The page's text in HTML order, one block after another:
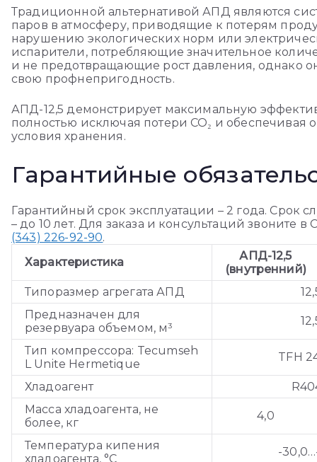
Традиционной альтернативой АПД являются
паров в атмосферу, приводящие к потерям
нарушению экологических норм или
испарители, потребляющие значительное
и не предотвращающие рост давления, однако
свою профнепригодность.
АПД-12,5 демонстрирует максимальную
полностью исключая потери CO₂ и обеспечивая
условия хранения.
Гарантийные
Гарантийный срок эксплуатации – 2 года. Срок
– до 10 лет. Для заказа и консультаций звоните
(343) 226-92-90.
Характеристика
АПД-12,5
(внутренний)
Типоразмер агрегата АПД
Предназначен для
резервуара объемом, м³
Тип компрессора: Tecumseh
L Unite Hermetique
TFH
Хладоагент
Масса хладоагента, не
более, кг
4,0
Температура кипения
хладоагента, °С
-